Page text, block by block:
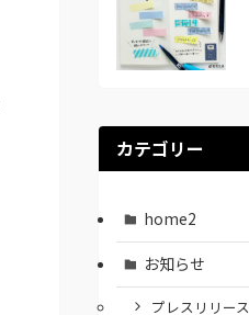
カテゴリー
home2
お知らせ
プレスリリース